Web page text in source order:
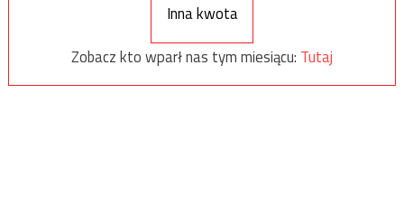
Inna kwota
Zobacz kto wparł nas tym miesiącu: Tutaj